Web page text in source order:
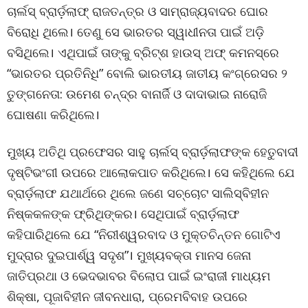
ଚାର୍ଲସ୍ ବ୍ରାର୍ଡ଼ଲାଫ୍ ରାଜତନ୍ତ୍ର ଓ ସାମ୍ରାଜ୍ୟବାଦର ଘୋର
ବିରୋଧି ଥିଲେ। ତେଣୁ ସେ ଭାରତର ସ୍ୱାଧୀନତା ପାଇଁ ଅଡ଼ି
ବସିଥିଲେ। ଏଥିପାଇଁ ତାଙ୍କୁ ବ୍ରିଟ୍ଶ ହାଉସ୍ ଅଫ୍ କମନସ୍ରେ
“ଭାରତର ପ୍ରତିନିଧି” ବୋଲି ଭାରତୀୟ ଜାତୀୟ କଂଗ୍ରେସର ୨
ତୁଙ୍ଗନେତା: ଉମେଶ ଚନ୍ଦ୍ର ବାନାର୍ଜି ଓ ଦାଦାଭାଇ ନାରୋଜି
ଘୋଷଣା କରିଥିଲେ।
ମୁଖ୍ୟ ଅତିଥି ପ୍ରଫେସର ସାହୁ ଚାର୍ଲସ୍ ବ୍ରାର୍ଡ଼ଲାଫଙ୍କ ହେତୁବାଦୀ
ଦୃଷ୍ଟିଭଂଗୀ ଉପରେ ଆଲୋକପାତ କରିଥିଲେ। ସେ କହିଥିଲେ ଯେ
ବ୍ରାର୍ଡ଼ଲାଫ ଯଥାର୍ଥରେ ଥିଲେ ଜଣେ ସଚ୍ଚୋଟ ସାଲିସ୍ବିହୀନ
ନିଷ୍କକଳଙ୍କ ଫ୍ରିଥିଙ୍କର। ସେଥିପାଇଁ ବ୍ରାର୍ଡ଼ଲାଫ
କହିପାରିଥିଲେ ଯେ “ନିରୀଶ୍ୱରବାଦ ଓ ମୁକ୍ତଚିନ୍ତନ ଗୋଟିଏ
ମୁଦ୍ରାର ଦୁଇପାର୍ଶ୍ୱ ସଦୃଶ”। ମୁଖ୍ୟବକ୍ତା ମାନସ ଜେନା
ଜାତିପ୍ରଥା ଓ ଭେଦଭାବର ବିଲୋପ ପାଇଁ ଇଂରାଜୀ ମାଧ୍ୟମ
ଶିକ୍ଷା, ପୂଜାବିହୀନ ଜୀବନଧାରା, ପ୍ରେମବିବାହ ଉପରେ